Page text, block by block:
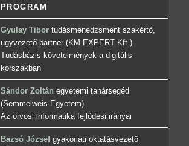
PROGRAM
Gyulay Tibortudásmenedzsment szakértő,
ügyvezető partner (KM EXPERT Kft.)
Tudásbázis követelmények a digitális
korszakban
Sándor Zoltán egyetemi tanársegéd
(Semmelweis Egyetem)
Az orvosi informatika fejlődési irányai
Bazsó Józsefgyakorlati oktatásvezető